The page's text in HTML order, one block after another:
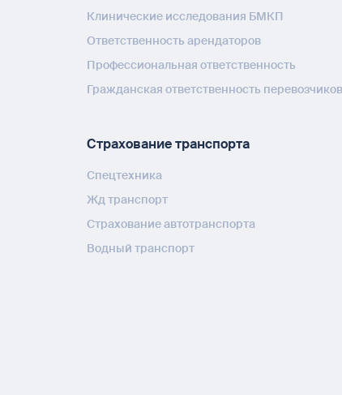
Клинические исследования БМКП
Ответственность арендаторов
Профессиональная ответственность
Гражданская ответственность
Страхование транспорта
Спецтехника
Жд транспорт
Страхование автотранспорта
Водный транспорт